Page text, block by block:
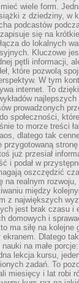
wiele form.
z dziedziny, w
podcastów
się na
do lokalnych
Kluczowe
pętli informacji,
które pozwolą
W tym
internet. To
prowadzonych
społeczności,
to morze treści
dlatego tak
przygotowaną
już przesiał
i podał w
oszczędzić
na realnym
między
z największych
jest brak czasu i
domowych i
ma siłę na kolejne
Dlatego
na małe
lekcja kursu,
zadań. To
miesięcy i lat robi